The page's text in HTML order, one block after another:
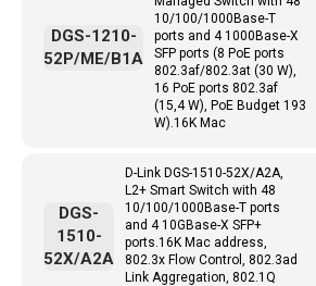
10/100/1000Base-T
ports and 4 1000Base-X
SFP ports (8 PoE ports
802.3af/802.3at (30 W),
16 PoE ports 802.3af
(15,4 W), PoE Budget 193
W).16K Mac
DGS-1210-
52P/ME/B1A
D-Link DGS-1510-52X/A2A,
L2+ Smart Switch with 48
10/100/1000Base-T ports
and 4 10GBase-X SFP+
ports.16K Mac address,
802.3x Flow Control, 802.3ad
Link Aggregation, 802.1Q
DGS-
1510-
52X/A2A